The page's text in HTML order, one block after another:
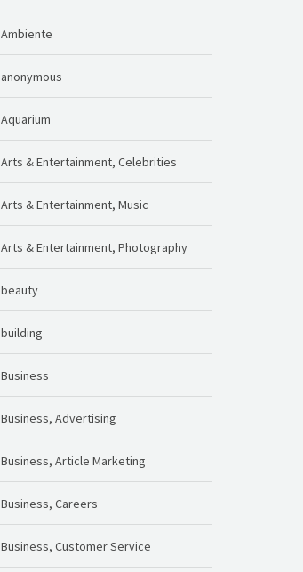
Ambiente
anonymous
Aquarium
Arts & Entertainment, Celebrities
Arts & Entertainment, Music
Arts & Entertainment, Photography
beauty
building
Business
Business, Advertising
Business, Article Marketing
Business, Careers
Business, Customer Service